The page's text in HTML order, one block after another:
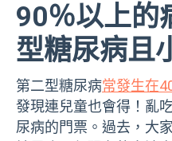
90％以上的
型糖尿病且
第二型糖尿病常發生在
發現連兒童也會得！ 亂
尿病的門票。過去，大